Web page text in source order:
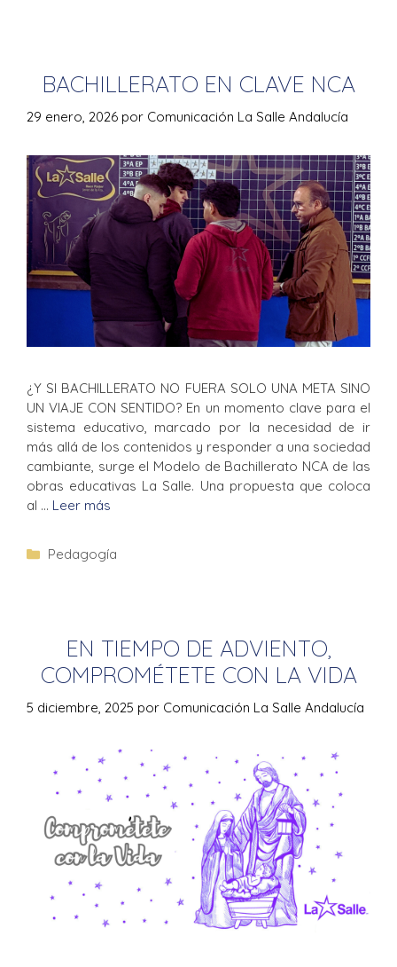
BACHILLERATO EN CLAVE NCA
29 enero, 2026 por Comunicación La Salle Andalucía
¿Y SI BACHILLERATO NO FUERA SOLO UNA META SINO
UN VIAJE CON SENTIDO? En un momento clave para el
sistema educativo, marcado por la necesidad de ir
más allá de los contenidos y responder a una sociedad
cambiante, surge el Modelo de Bachillerato NCA de las
obras educativas La Salle. Una propuesta que coloca
al … Leer más
Pedagogía
EN TIEMPO DE ADVIENTO,
COMPROMÉTETE CON LA VIDA
5 diciembre, 2025 por Comunicación La Salle Andalucía